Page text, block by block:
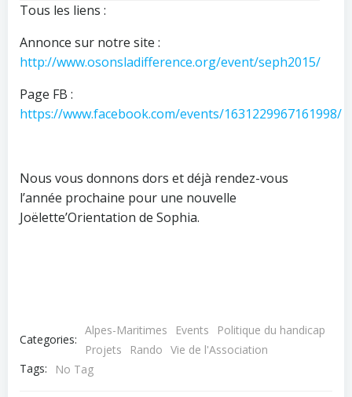
Tous les liens :
Annonce sur notre site :
http://www.osonsladifference.org/event/seph2015/
Page FB :
https://www.facebook.com/events/1631229967161998/
Nous vous donnons dors et déjà rendez-vous
l’année prochaine pour une nouvelle
Joëlette’Orientation de Sophia.
Categories:
Alpes-Maritimes Events
Politique du handicap
Projets
Rando Vie de l'Association
Tags:
No Tag